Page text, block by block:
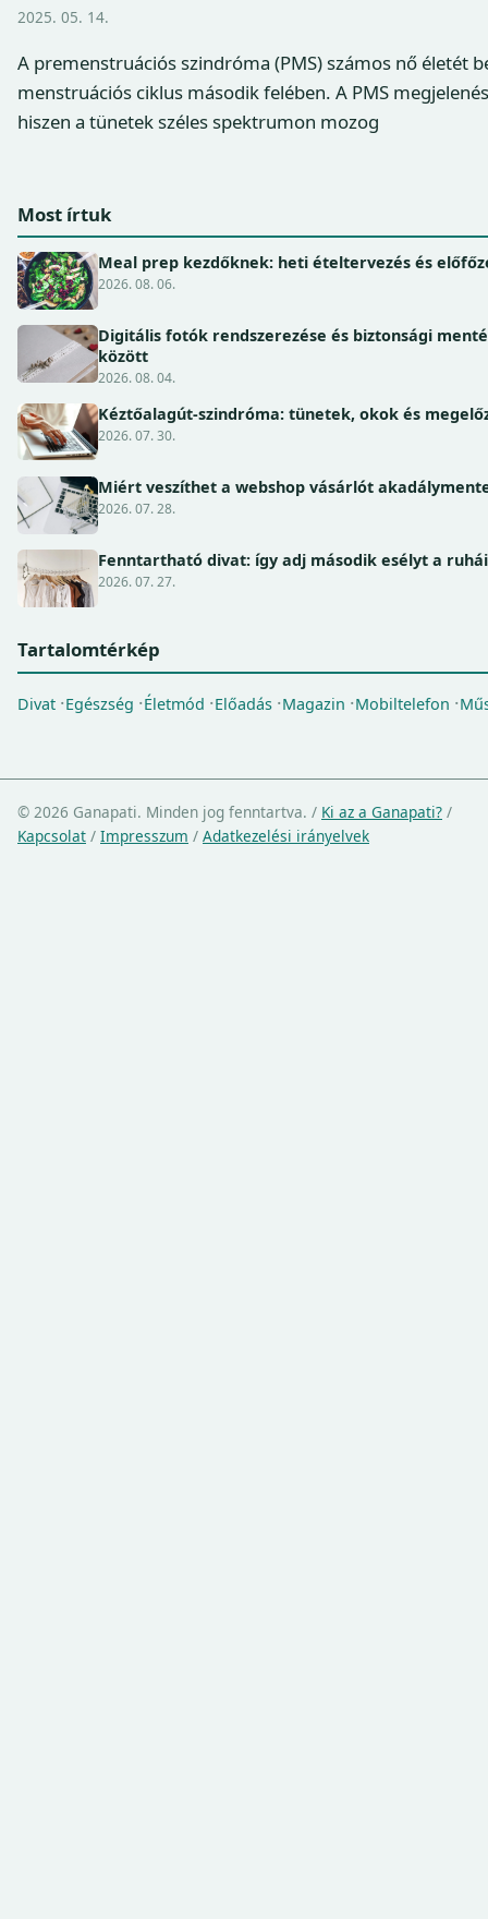
2025. 05. 14.
A premenstruációs szindróma (PMS) számos nő életét
menstruációs ciklus második felében. A PMS
hiszen a tünetek széles spektrumon mozog
Most írtuk
Meal prep kezdőknek: heti ételtervezés és
2026. 08. 06.
Digitális fotók rendszerezése és biztonsági
között
2026. 08. 04.
Kéztőalagút-szindróma: tünetek, okok és
2026. 07. 30.
Miért veszíthet a webshop vásárlót
2026. 07. 28.
Fenntartható divat: így adj második esélyt a
2026. 07. 27.
Tartalomtérkép
Divat Egészség Életmód Előadás Magazin Mobiltelefon
© 2026 Ganapati. Minden jog fenntartva. / Ki az a Ganapati? /
Kapcsolat / Impresszum / Adatkezelési irányelvek